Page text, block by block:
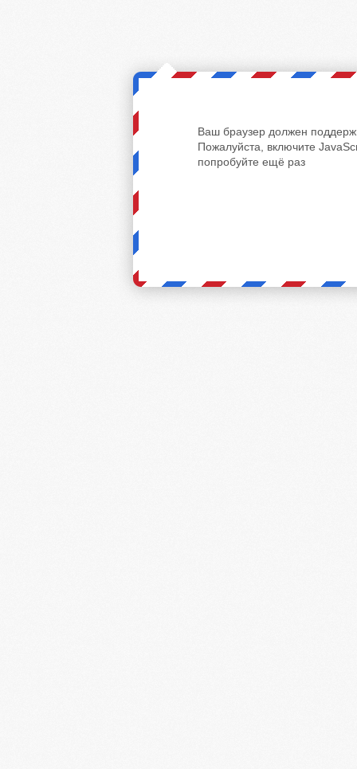
Ваш браузер должен
Пожалуйста, включите
попробуйте ещё раз